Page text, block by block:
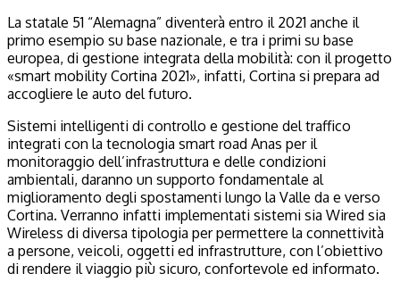
La statale 51 “Alemagna” diventerà entro il 2021 anche il
primo esempio su base nazionale, e tra i primi su base
europea, di gestione integrata della mobilità: con il progetto
«smart mobility Cortina 2021», infatti, Cortina si prepara ad
accogliere le auto del futuro.
Sistemi intelligenti di controllo e gestione del traffico
integrati con la tecnologia smart road Anas per il
monitoraggio dell’infrastruttura e delle condizioni
ambientali, daranno un supporto fondamentale al
miglioramento degli spostamenti lungo la Valle da e verso
Cortina. Verranno infatti implementati sistemi sia Wired sia
Wireless di diversa tipologia per permettere la connettività
a persone, veicoli, oggetti ed infrastrutture, con l’obiettivo
di rendere il viaggio più sicuro, confortevole ed informato.